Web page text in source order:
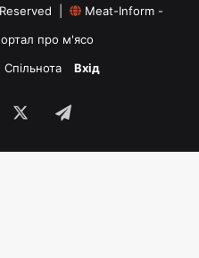
|
Meat-Inform -
про м'ясо
Спільнота Вхід